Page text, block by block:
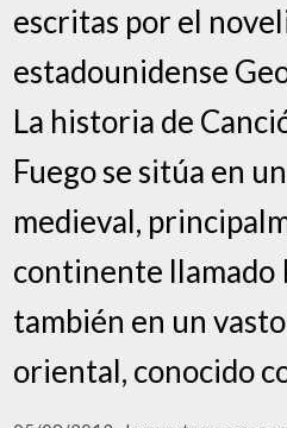
escritas por el
estadounidense
La historia de
Fuego se sitúa en
medieval,
continente llamado
también en un
oriental, conocido